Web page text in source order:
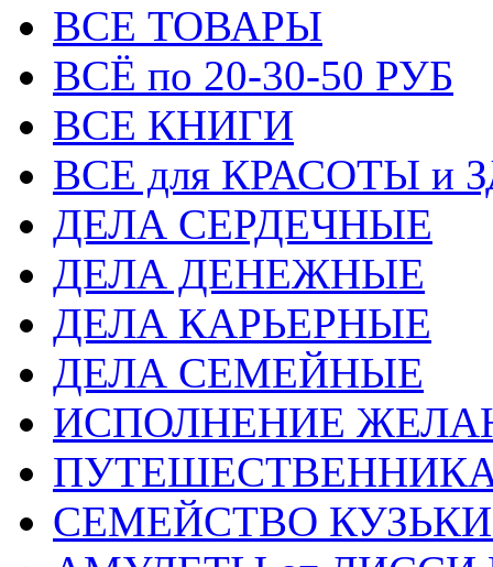
ВСЕ ТОВАРЫ
ВСЁ по 20-30-50 РУБ
ВСЕ КНИГИ
ВСЕ для КРАСОТЫ и
ДЕЛА СЕРДЕЧНЫЕ
ДЕЛА ДЕНЕЖНЫЕ
ДЕЛА КАРЬЕРНЫЕ
ДЕЛА СЕМЕЙНЫЕ
ИСПОЛНЕНИЕ
СЕМЕЙСТВО